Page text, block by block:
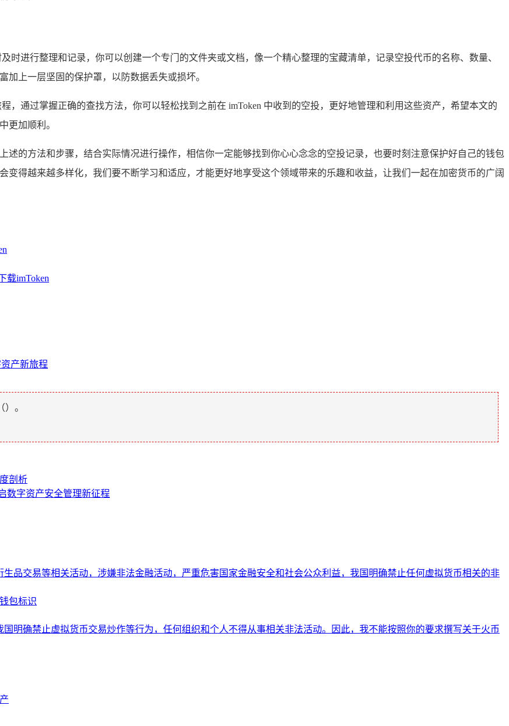
时进行整理和记录，你可以创建一个专门的文件夹或文档，像一个精心整理的宝藏清单，记录空投代币的名称、数量、
上一层坚固的保护罩，以防数据丢失或损坏。
，通过掌握正确的查找方法，你可以轻松找到之前在 imToken 中收到的空投，更好地管理和利用这些资产，希望本文的
更加顺利。
述的方法和步骤，结合实际情况进行操作，相信你一定能够找到你心心念念的空投记录，也要时刻注意保护好自己的钱包
变得越来越多样化，我们要不断学习和适应，才能更好地享受这个领域带来的乐趣和收益，让我们一起在加密货币的广阔
载imToken
产新旅程
）。
剖析
数字资产安全管理新征程
品交易等相关活动，涉嫌非法金融活动，严重危害国家金融安全和社会公众利益，我国明确禁止任何虚拟货币相关的非
包标识
明确禁止虚拟货币交易炒作等行为，任何组织和个人不得从事相关非法活动。因此，我不能按照你的要求撰写关于火币